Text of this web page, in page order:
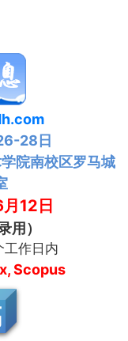
28日
院南校区罗马城
12日
用）
工作日内
Scopus